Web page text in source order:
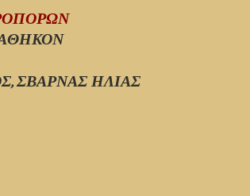
ΣΒΑΡΝΑΣ ΗΛΙΑΣ